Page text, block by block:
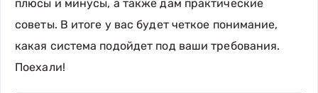
плюсы и минусы, а также дам практические
советы. В итоге у вас будет четкое понимание,
какая система подойдет под ваши требования.
Поехали!